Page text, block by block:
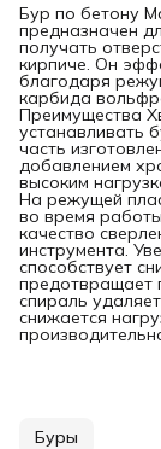
Бур по бетону
предназначен
получать
кирпиче. Он
благодаря
карбида
Преимущества
устанавливать
часть
добавлением
высоким
На режущей
во время
качество
инструмента.
способствует
предотвращает
спираль
снижается
Буры